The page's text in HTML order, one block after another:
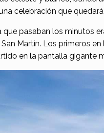
celebración que
que pasaban los minutos
San Martín. Los primeros
en la pantalla gigante